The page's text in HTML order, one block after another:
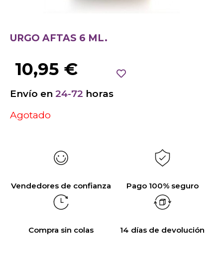
URGO AFTAS 6 ML.
10,95 €
Envío en 24-72 horas
Agotado
Vendedores de confianza Pago 100% seguro
Compra sin colas 14 días de devolución